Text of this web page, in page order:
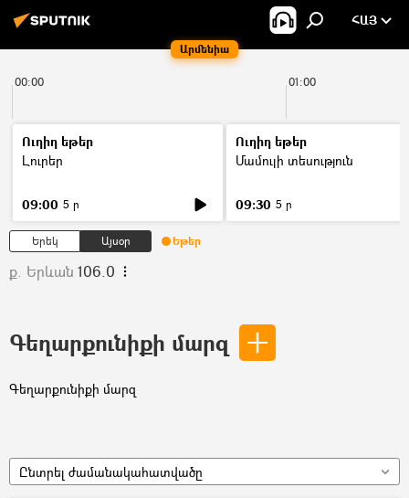
Արմենիա
ՀԱՅ
00:00 01:00
Ուղիղ եթեր
Լուրեր
09:00 5 ր
Ուղիղ եթեր
Մամուլի տեսություն
09:30 5 ր
Երեկ Այսօր Եթեր
ք. Երևան 106.0
Գեղարքունիքի մարզ
Գեղարքունիքի մարզ
Ընտրել ժամանակահատվածը